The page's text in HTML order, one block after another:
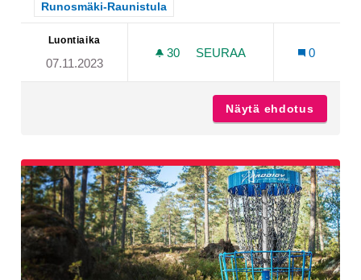
Rajaa tulokset teeman mukaan: Runosmäki-Raunistula
Runosmäki-Raunistula
Luontiaika
07.11.2023
30 30 SEURAAJAA
SEURAA
0
Näytä ehdotus